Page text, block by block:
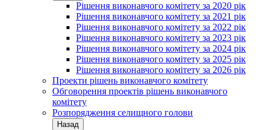
Рішення виконавчого комітету за 2020 рік
Рішення виконавчого комітету за 2021 рік
Рішення виконавчого комітету за 2022 рік
Рішення виконавчого комітету за 2023 рік
Рішення виконавчого комітету за 2024 рік
Рішення виконавчого комітету за 2025 рік
Рішення виконавчого комітету за 2026 рік
Проекти рішень виконавчого комітету
Обговорення проектів рішень виконавчого
комітету
Розпорядження селищного голови
Назад